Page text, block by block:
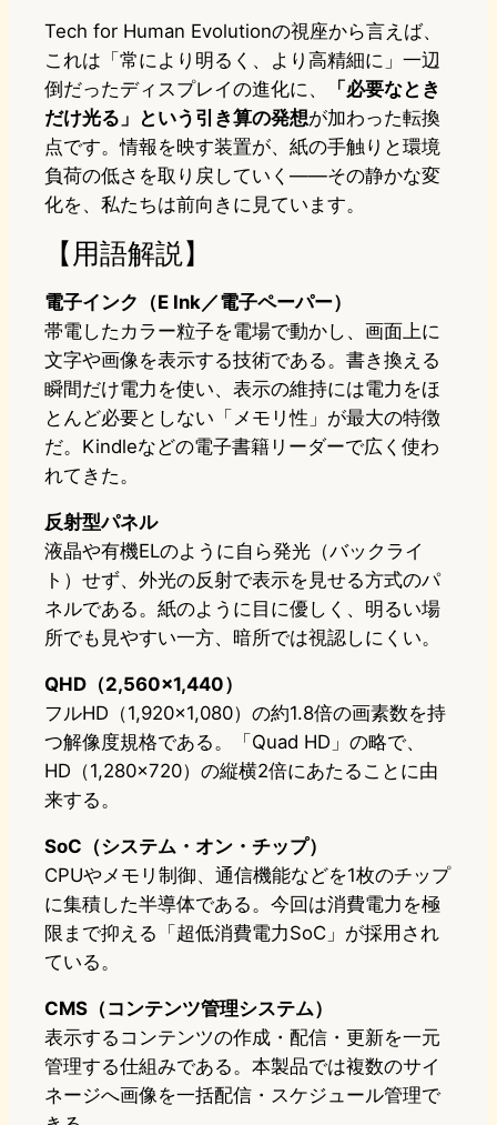
Tech for Human Evolutionの視座から言えば、
これは「常により明るく、より高精細に」一辺
倒だったディスプレイの進化に、
「必要なとき
だけ光る」という引き算の発想が加わった転換
点です。情報を映す装置が、紙の手触りと環境
負荷の低さを取り戻していく――その静かな変
化を、私たちは前向きに見ています。
【用語解説】
電子インク（E Ink／電子ペーパー）
帯電したカラー粒子を電場で動かし、画面上に
文字や画像を表示する技術である。書き換える
瞬間だけ電力を使い、表示の維持には電力をほ
とんど必要としない「メモリ性」が最大の特徴
だ。Kindleなどの電子書籍リーダーで広く使わ
れてきた。
反射型パネル
液晶や有機ELのように自ら発光（バックライ
ト）せず、外光の反射で表示を見せる方式のパ
ネルである。紙のように目に優しく、明るい場
所でも見やすい一方、暗所では視認しにくい。
QHD（2,560×1,440）
フルHD（1,920×1,080）の約1.8倍の画素数を持
つ解像度規格である。「Quad HD」の略で、
HD（1,280×720）の縦横2倍にあたることに由
来する。
SoC（システム・オン・チップ）
CPUやメモリ制御、通信機能などを1枚のチップ
に集積した半導体である。今回は消費電力を極
限まで抑える「超低消費電力SoC」が採用され
ている。
CMS（コンテンツ管理システム）
表示するコンテンツの作成・配信・更新を一元
管理する仕組みである。本製品では複数のサイ
ネージへ画像を一括配信・スケジュール管理で